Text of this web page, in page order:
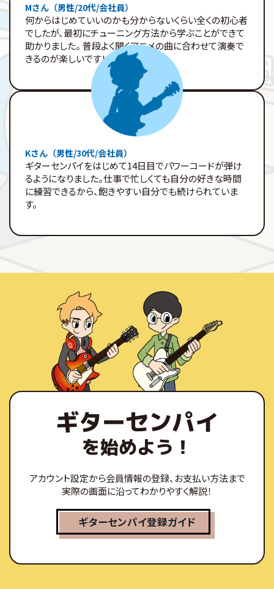
Mさん（男性/20代/会社員）
何からはじめていいのかも分からないくらい全くの初心者
でしたが、最初にチューニング方法から学ぶことができて
助かりました。 普段よく聞くアニメの曲に合わせて演奏で
きるのが楽しいです！
Kさん（男性/30代/会社員）
ギターセンパイをはじめて14日目でパワーコードが弾け
るようになりました。仕事で忙しくても自分の好きな時間
に練習できるから、飽きやすい自分でも続けられていま
す。
ギターセンパイ
を始めよう！
アカウント設定から会員情報の登録、お支払い方法まで
実際の画面に沿ってわかりやすく解説！
ギターセンパイ登録ガイド